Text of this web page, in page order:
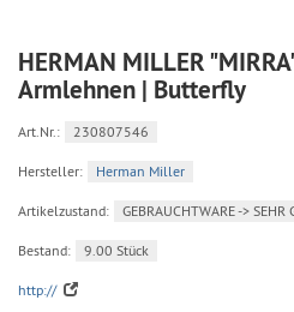
HERMAN MILLER
Armlehnen | Butterfly
Art.Nr.: 230807546
Hersteller: Herman Miller
Artikelzustand: GEBRAUCHTWARE -> SEHR
Bestand: 9.00 Stück
http://